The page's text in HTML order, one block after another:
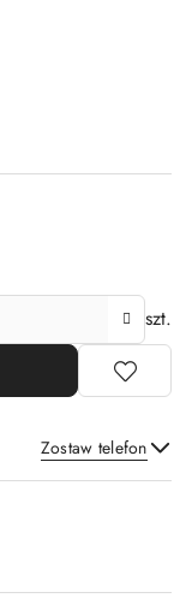
szt.
Zostaw telefon